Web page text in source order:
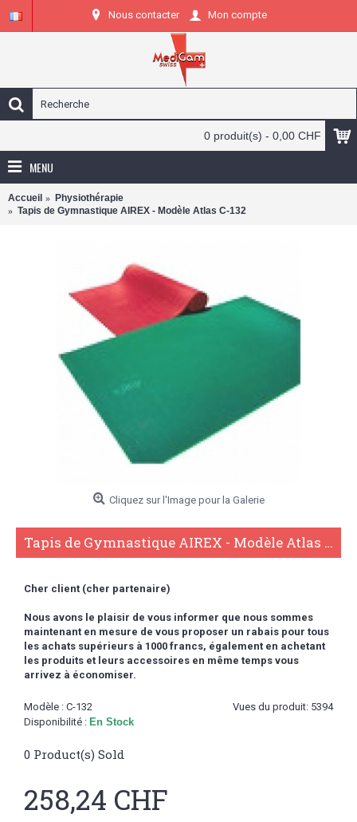
Nous contacter Mon compte
0 produit(s) - 0,00 CHF
MENU
Accueil
Physiothérapie
Tapis de Gymnastique AIREX - Modèle Atlas C-132
Cliquez sur l'Image pour la Galerie
Tapis de Gymnastique AIREX - Modèle Atlas C-132
Cher client (cher partenaire)
Nous avons le plaisir de vous informer que nous sommes
maintenant en mesure de vous proposer un rabais pour tous
les achats supérieurs à 1000 francs, également en achetant
les produits et leurs accessoires en même temps vous
arrivez à économiser.
Vues du produit: 5394
Modèle : C-132
Disponibilité : En Stock
0 Product(s) Sold
258,24 CHF